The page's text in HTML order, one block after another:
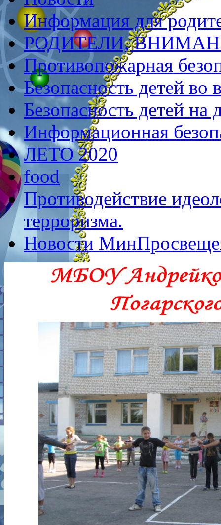
Информация для
РОДИТЕЛИ,
Противопожарная
Безопасность детей во
Безопасность детей на
Информационная
ЛЕТО 2020
food
Противодействие
терроризма.
Новости